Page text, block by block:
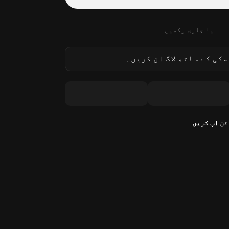
یا جاری رکھیں
کے ساتھ لاگ ان کریں۔
اپ کریں